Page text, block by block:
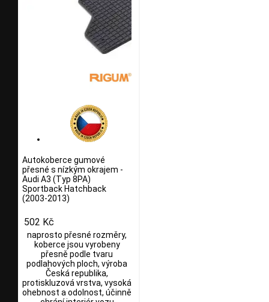
Autokoberce gumové
přesné s nízkým okrajem -
Audi A3 (Typ 8PA)
Sportback Hatchback
(2003-2013)
502 Kč
naprosto přesné rozměry,
koberce jsou vyrobeny
přesně podle tvaru
podlahových ploch, výroba
Česká republika,
protiskluzová vrstva, vysoká
ohebnost a odolnost, účinně